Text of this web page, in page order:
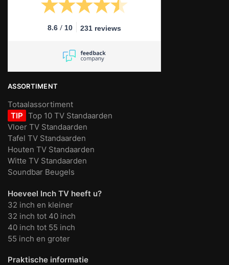
8.6 / 10 231 reviews
ASSORTIMENT
Totaalassortiment
TIP Top 10 TV Standaarden
Vloer TV Standaarden
Tafel TV Standaarden
Houten TV Standaarden
Witte TV Standaarden
Soundbar Beugels
Hoeveel Inch TV heeft u?
32 inch en kleiner
32 inch tot 40 inch
40 inch tot 55 inch
55 inch en groter
Praktische informatie